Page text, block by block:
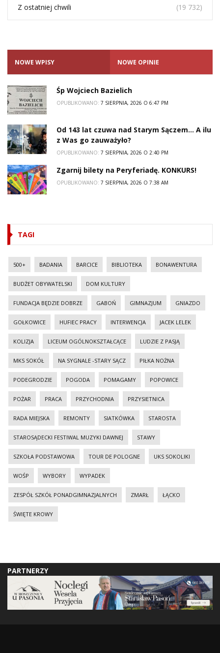
Z ostatniej chwili (19 732)
NOWE WPISY NOWE OPINIE
Śp Wojciech Bazielich
OPUBLIKOWANO: 7 SIERPNIA, 2026 O 6:47 PM
Od 143 lat czuwa nad Starym Sączem… A ilu
z Was go zauważyło?
OPUBLIKOWANO: 7 SIERPNIA, 2026 O 2:40 PM
Zgarnij bilety na Peryferiadę. KONKURS!
OPUBLIKOWANO: 7 SIERPNIA, 2026 O 7:38 AM
TAGI
500+ BADANIA BARCICE BIBLIOTEKA BONAWENTURA
BUDŻET OBYWATELSKI DOM KULTURY
FUNDACJA BĘDZIE DOBRZE GABOŃ GIMNAZJUM GNIAZDO
GOŁKOWICE HUFIEC PRACY INTERWENCJA JACEK LELEK
KOLIZJA LICEUM OGÓLNOKSZTAŁCĄCE LUDZIE Z PASJĄ
MKS SOKÓŁ NA SYGNALE -STARY SĄCZ PIŁKA NOŻNA
PODEGRODZIE POGODA POMAGAMY POPOWICE
POŻAR PRACA PRZYCHODNIA PRZYSIETNICA
RADA MIEJSKA REMONTY SIATKÓWKA STAROSTA
STAROSĄDECKI FESTIWAL MUZYKI DAWNEJ STAWY
SZKOŁA PODSTAWOWA TOUR DE POLOGNE UKS SOKOLIKI
WOŚP WYBORY WYPADEK
ZESPÓŁ SZKÓŁ PONADGIMNAZJALNYCH ZMARŁ ŁĄCKO
ŚWIĘTE KROWY
PARTNERZY